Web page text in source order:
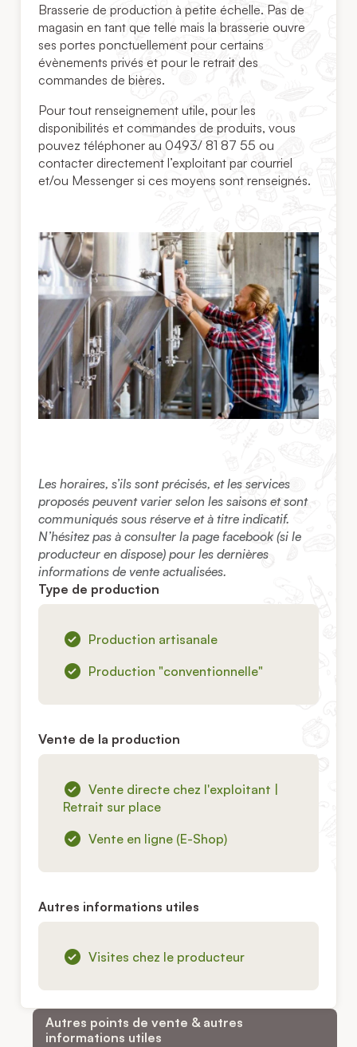
Brasserie de production à petite échelle. Pas de
magasin en tant que telle mais la brasserie ouvre
ses portes ponctuellement pour certains
évènements privés et pour le retrait des
commandes de bières.
Pour tout renseignement utile, pour les
disponibilités et commandes de produits, vous
pouvez téléphoner au 0493/ 81 87 55 ou
contacter directement l’exploitant par courriel
et/ou Messenger si ces moyens sont renseignés.
Les horaires, s’ils sont précisés, et les services
proposés peuvent varier selon les saisons et sont
communiqués sous réserve et à titre indicatif.
N’hésitez pas à consulter la page facebook (si le
producteur en dispose) pour les dernières
informations de vente actualisées.
Type de production
Production artisanale
Production "conventionnelle"
Vente de la production
Vente directe chez l'exploitant |
Retrait sur place
Vente en ligne (E-Shop)
Autres informations utiles
Visites chez le producteur
Autres points de vente & autres
informations utiles